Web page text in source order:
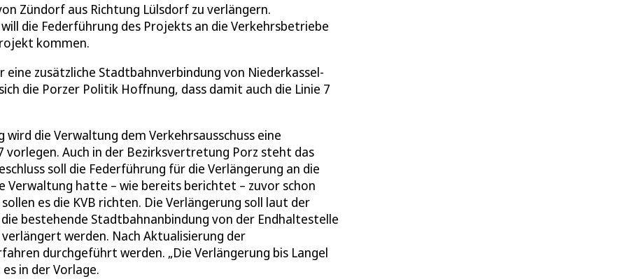
Zündorf aus Richtung Lülsdorf zu verlängern.
die Federführung des Projekts an die Verkehrsbetriebe
kommen.
eine zusätzliche Stadtbahnverbindung von Niederkassel-
die Porzer Politik Hoffnung, dass damit auch die Linie 7
die Verwaltung dem Verkehrsausschuss eine
vorlegen. Auch in der Bezirksvertretung Porz steht das
soll die Federführung für die Verlängerung an die
Verwaltung hatte – wie bereits berichtet – zuvor schon
es die KVB richten. Die Verlängerung soll laut der
bestehende Stadtbahnanbindung von der Endhaltestelle
werden. Nach Aktualisierung der
durchgeführt werden. „Die Verlängerung bis Langel
in der Vorlage.